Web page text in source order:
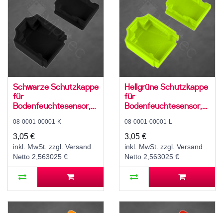
Schwarze Schutzkappe
für
Bodenfeuchtesensor,
Gehäuse
08-0001-00001-K
3,05 €
inkl. MwSt. zzgl. Versand
Netto 2,563025 €
Hellgrüne Schutzkappe
für
Bodenfeuchtesensor,
Gehäuse
08-0001-00001-L
3,05 €
inkl. MwSt. zzgl. Versand
Netto 2,563025 €